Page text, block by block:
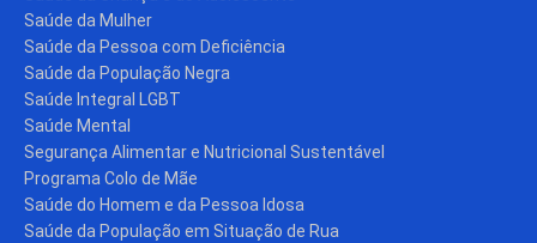
Saúde da Mulher
Saúde da Pessoa com Deficiência
Saúde da População Negra
Saúde Integral LGBT
Saúde Mental
Segurança Alimentar e Nutricional Sustentável
Programa Colo de Mãe
Saúde do Homem e da Pessoa Idosa
Saúde da População em Situação de Rua